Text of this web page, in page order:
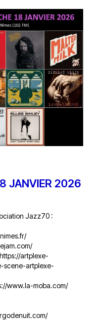
JANVIER 2026
Jazz70 :
https://artplexe-
scene-artplexe-
www.la-moba.com/